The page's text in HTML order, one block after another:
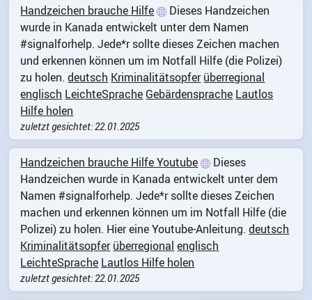
Handzeichen brauche Hilfe
Dieses Handzeichen
wurde in Kanada entwickelt unter dem Namen
#signalforhelp. Jede*r sollte dieses Zeichen machen
und erkennen können um im Notfall Hilfe (die Polizei)
zu holen. deutsch Kriminalitätsopfer überregional
englisch LeichteSprache Gebärdensprache Lautlos
Hilfe holen
zuletzt gesichtet: 22.01.2025
Handzeichen brauche Hilfe Youtube
Dieses
Handzeichen wurde in Kanada entwickelt unter dem
Namen #signalforhelp. Jede*r sollte dieses Zeichen
machen und erkennen können um im Notfall Hilfe (die
Polizei) zu holen. Hier eine Youtube-Anleitung. deutsch
Kriminalitätsopfer überregional englisch
LeichteSprache Lautlos Hilfe holen
zuletzt gesichtet: 22.01.2025